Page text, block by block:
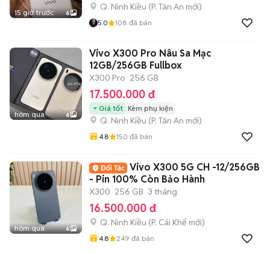
15 giờ trước 6
Q. Ninh Kiều (P. Tân An mới)
5.0 108 đã bán
hôm qua 6
Vivo X300 Pro Nâu Sa Mạc
12GB/256GB Fullbox
X300 Pro 256 GB
17.500.000 đ
Giá tốt Kèm phụ kiện
Q. Ninh Kiều (P. Tân An mới)
4.8 150 đã bán
hôm qua 6
Vivo X300 5G CH -12/256GB
- Pin 100% Còn Bảo Hành
X300 256 GB 3 tháng
16.500.000 đ
Q. Ninh Kiều (P. Cái Khế mới)
4.8 249 đã bán